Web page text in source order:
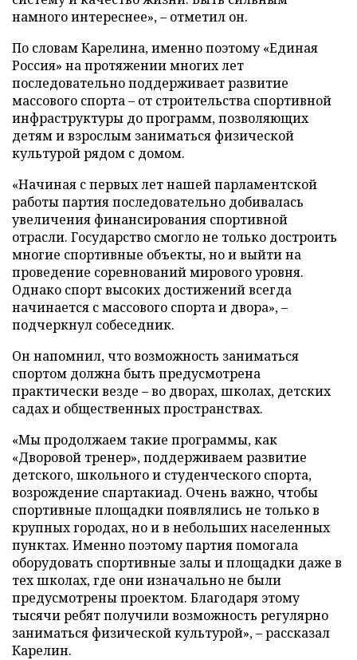
намного интереснее», – отметил он.
По словам Карелина, именно поэтому «Единая
Россия» на протяжении многих лет
последовательно поддерживает развитие
массового спорта – от строительства спортивной
инфраструктуры до программ, позволяющих
детям и взрослым заниматься физической
культурой рядом с домом.
«Начиная с первых лет нашей парламентской
работы партия последовательно добивалась
увеличения финансирования спортивной
отрасли. Государство смогло не только достроить
многие спортивные объекты, но и выйти на
проведение соревнований мирового уровня.
Однако спорт высоких достижений всегда
начинается с массового спорта и двора», –
подчеркнул собеседник.
Он напомнил, что возможность заниматься
спортом должна быть предусмотрена
практически везде – во дворах, школах, детских
садах и общественных пространствах.
«Мы продолжаем такие программы, как
«Дворовой тренер», поддерживаем развитие
детского, школьного и студенческого спорта,
возрождение спартакиад. Очень важно, чтобы
спортивные площадки появлялись не только в
крупных городах, но и в небольших населенных
пунктах. Именно поэтому партия помогала
оборудовать спортивные залы и площадки даже в
тех школах, где они изначально не были
предусмотрены проектом. Благодаря этому
тысячи ребят получили возможность регулярно
заниматься физической культурой», – рассказал
Карелин.